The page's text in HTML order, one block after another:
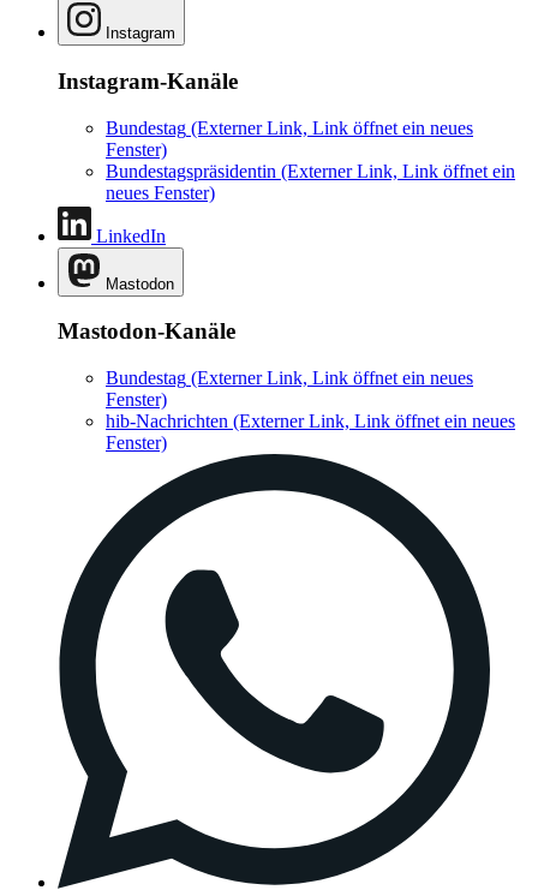
Instagram
Instagram-Kanäle
Bundestag (Externer Link, Link öffnet ein neues
Fenster)
Bundestagspräsidentin (Externer Link, Link öffnet ein
neues Fenster)
LinkedIn
Mastodon
Mastodon-Kanäle
Bundestag (Externer Link, Link öffnet ein neues
Fenster)
hib-Nachrichten (Externer Link, Link öffnet ein neues
Fenster)